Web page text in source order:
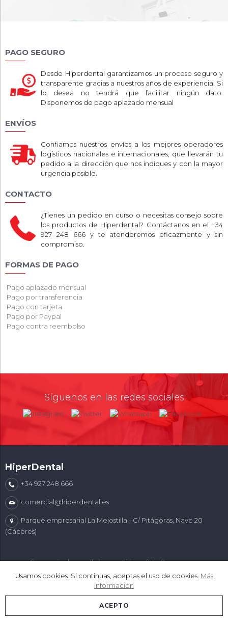
Usamos cookies. Si continuas, aceptas el uso de cookies. Más
información
ACEPTO
PAGO SEGURO
Desde Hiperdental garantizamos un proceso seguro y
transparente gracias a nuestros años de experiencia. Si
lo desea no tendrá que facilitar ningún dato.
Disponemos de pago aplazado mensual
ENVÍOS
Confiamos nuestros envíos a los mejores operadores
logísticos nacionales e internacionales, que llevarán tu
pedido a la dirección que nos indiques y con la mayor
urgencia posible.
CONTACTO
¿Tienes un pedido en curso o necesitas consejo sobre
los productos de Hiperdental? Contáctanos en el +34
927 248 666 y te atenderemos eficazmente y sin
compromiso.
FORMAS DE PAGO
Pago aplazado mensual
Pago por transferencia
Pago con tarjeta
Pago por Paypal
Pago contra reembolso
Síguenos en las redes sociales:
HiperDental
+34 927 248 666
comercial@hiperdental.es
Parque empresarial La Mejostilla - C/ Pitágoras, Nave 20
(Cáceres)
Comercio desarrollado conLinkasoft LeKommerce